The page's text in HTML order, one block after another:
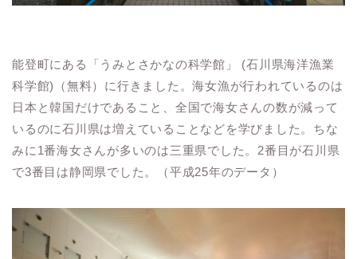
能登町にある「うみとさかなの科学館」 (石川県海洋漁業
科学館)（無料）に行きました。海女漁が行われているのは
日本と韓国だけであること、全国で海女さんの数が減って
いるのに石川県は増えていることなどを学びました。ちな
みに1番海女さんが多いのは三重県でした。2番目が石川県
で3番目は静岡県でした。（平成25年のデータ）